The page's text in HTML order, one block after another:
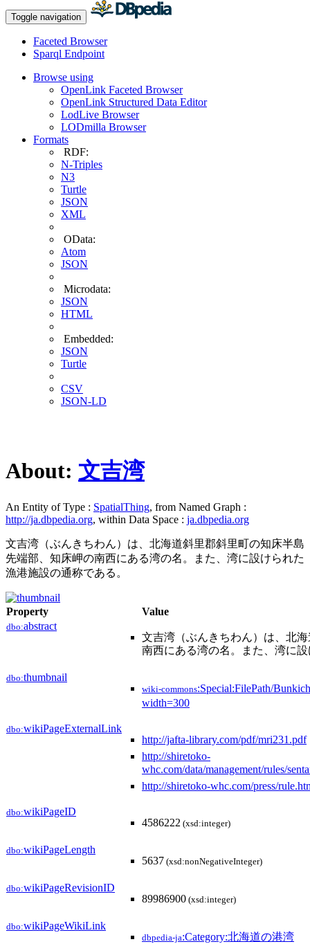
Toggle navigation
Faceted Browser
Sparql Endpoint
Browse using
OpenLink Faceted Browser
OpenLink Structured Data Editor
LodLive Browser
LODmilla Browser
Formats
RDF:
N-Triples
N3
Turtle
JSON
XML
OData:
Atom
JSON
Microdata:
JSON
HTML
Embedded:
JSON
Turtle
CSV
JSON-LD
About: 文吉湾
An Entity of Type : SpatialThing, from Named Graph :
http://ja.dbpedia.org, within Data Space : ja.dbpedia.org
文吉湾（ぶんきちわん）は、北海道斜里郡斜里町の知床半島
先端部、知床岬の南西にある湾の名。また、湾に設けられた
漁港施設の通称である。
Property Value
dbo:abstract
文吉湾（ぶんきちわん）は、北
南西にある湾の名。また、湾に
dbo:thumbnail
wiki-commons:Special:FilePath/
width=300
dbo:wikiPageExternalLink
http://jafta-library.com/pdf/mri231.pdf
http://shiretoko-
whc.com/data/management/rules/
http://shiretoko-whc.com/press/
dbo:wikiPageID
4586222 (xsd:integer)
dbo:wikiPageLength
5637 (xsd:nonNegativeInteger)
dbo:wikiPageRevisionID
89986900 (xsd:integer)
dbo:wikiPageWikiLink
dbpedia-ja:Category:北海道の港湾